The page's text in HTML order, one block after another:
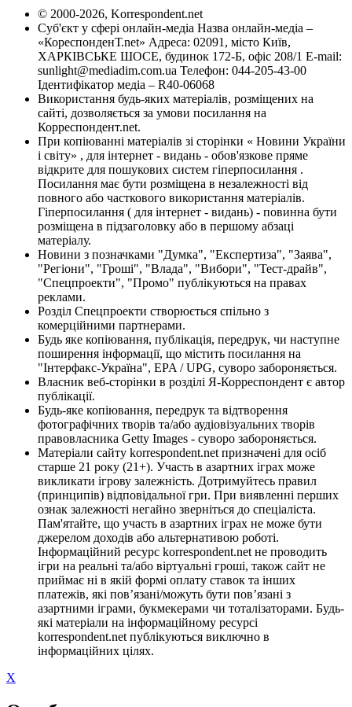
© 2000-2026, Korrespondent.net
Суб'єкт у сфері онлайн-медіа Назва онлайн-медіа –
«КореспонденТ.net» Адреса: 02091, місто Київ,
ХАРКІВСЬКЕ ШОСЕ, будинок 172-Б, офіс 208/1 E-mail:
sunlight@mediadim.com.ua Телефон: 044-205-43-00
Ідентифікатор медіа – R40-06068
Використання будь-яких матеріалів, розміщених на
сайті, дозволяється за умови посилання на
Корреспондент.net.
При копіюванні матеріалів зі сторінки « Новини України
і світу» , для інтернет - видань - обов'язкове пряме
відкрите для пошукових систем гіперпосилання .
Посилання має бути розміщена в незалежності від
повного або часткового використання матеріалів.
Гіперпосилання ( для інтернет - видань) - повинна бути
розміщена в підзаголовку або в першому абзаці
матеріалу.
Новини з позначками "Думка", "Експертиза", "Заява",
"Регіони", "Гроші", "Влада", "Вибори", "Тест-драйв",
"Спецпроекти", "Промо" публікуються на правах
реклами.
Розділ Спецпроекти створюється спільно з
комерційними партнерами.
Будь яке копіювання, публікація, передрук, чи наступне
поширення інформації, що містить посилання на
"Інтерфакс-Україна", EPA / UPG, суворо забороняється.
Власник веб-сторінки в розділі Я-Корреспондент є автор
публікації.
Будь-яке копіювання, передрук та відтворення
фотографічних творів та/або аудіовізуальних творів
правовласника Getty Images - суворо забороняється.
Матеріали сайту korrespondent.net призначені для осіб
старше 21 року (21+). Участь в азартних іграх може
викликати ігрову залежність. Дотримуйтесь правил
(принципів) відповідальної гри. При виявленні перших
ознак залежності негайно зверніться до спеціаліста.
Пам'ятайте, що участь в азартних іграх не може бути
джерелом доходів або альтернативою роботі.
Інформаційний ресурс korrespondent.net не проводить
ігри на реальні та/або віртуальні гроші, також сайт не
приймає ні в якій формі оплату ставок та інших
платежів, які пов’язані/можуть бути пов’язані з
азартними іграми, букмекерами чи тоталізаторами. Будь-
які матеріали на інформаційному ресурсі
korrespondent.net публікуються виключно в
інформаційних цілях.
X